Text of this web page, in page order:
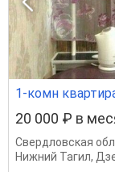
1-комн
20 000 ₽ в
Свердловская
Нижний Тагил,